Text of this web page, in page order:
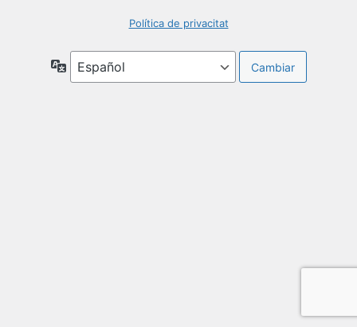
Política de privacitat
Idioma